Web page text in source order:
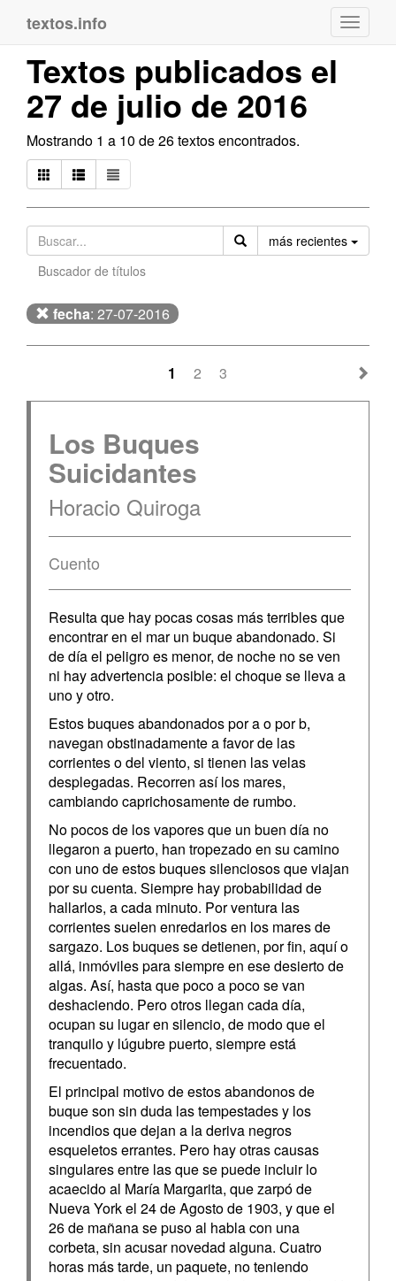
textos.info
Textos publicados el
27 de julio de 2016
Mostrando 1 a 10 de 26 textos encontrados.
más recientes
Buscador de títulos
fecha: 27-07-2016
1 2 3
Los Buques
Suicidantes
Horacio Quiroga
Cuento
Resulta que hay pocas cosas más terribles que
encontrar en el mar un buque abandonado. Si
de día el peligro es menor, de noche no se ven
ni hay advertencia posible: el choque se lleva a
uno y otro.
Estos buques abandonados por a o por b,
navegan obstinadamente a favor de las
corrientes o del viento, si tienen las velas
desplegadas. Recorren así los mares,
cambiando caprichosamente de rumbo.
No pocos de los vapores que un buen día no
llegaron a puerto, han tropezado en su camino
con uno de estos buques silenciosos que viajan
por su cuenta. Siempre hay probabilidad de
hallarlos, a cada minuto. Por ventura las
corrientes suelen enredarlos en los mares de
sargazo. Los buques se detienen, por fin, aquí o
allá, inmóviles para siempre en ese desierto de
algas. Así, hasta que poco a poco se van
deshaciendo. Pero otros llegan cada día,
ocupan su lugar en silencio, de modo que el
tranquilo y lúgubre puerto, siempre está
frecuentado.
El principal motivo de estos abandonos de
buque son sin duda las tempestades y los
incendios que dejan a la deriva negros
esqueletos errantes. Pero hay otras causas
singulares entre las que se puede incluir lo
acaecido al María Margarita, que zarpó de
Nueva York el 24 de Agosto de 1903, y que el
26 de mañana se puso al habla con una
corbeta, sin acusar novedad alguna. Cuatro
horas más tarde, un paquete, no teniendo